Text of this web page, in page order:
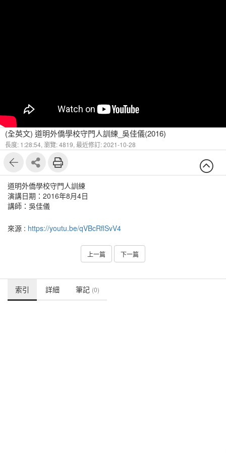
(全英文) 道明外僑學校守門人訓練_吳佳儀(2016)
長度: 1:28:54, 瀏覽: 4819, 最近修訂: 2021-10-28
道明外僑學校守門人訓練
演講日期：2016年8月4日
講師：吳佳儀
來源 : https://youtu.be/qVBcRflSvV4
上一篇 下一篇
索引 詳細 筆記 (0)